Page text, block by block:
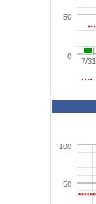
7/31
0
50
50
100